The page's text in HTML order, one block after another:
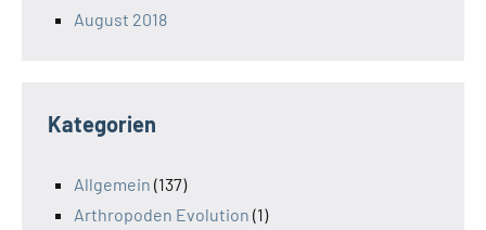
August 2018
Kategorien
Allgemein (137)
Arthropoden Evolution (1)